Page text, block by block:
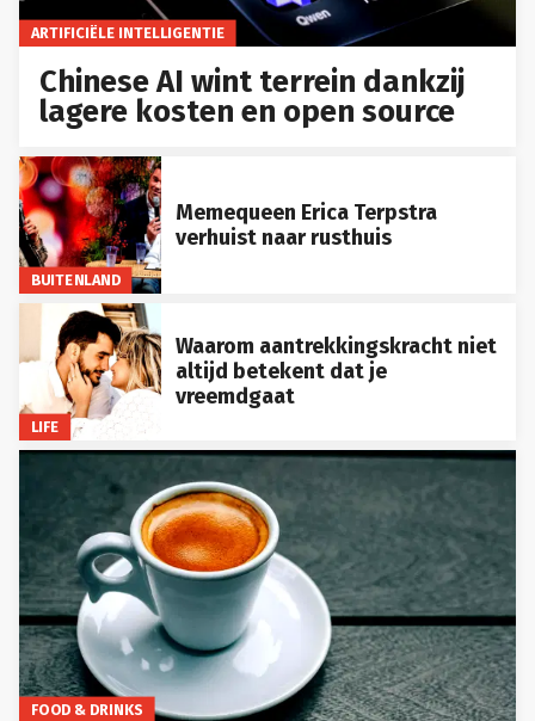
ARTIFICIËLE INTELLIGENTIE
Chinese AI wint terrein dankzij
lagere kosten en open source
BUITENLAND
Memequeen Erica Terpstra
verhuist naar rusthuis
LIFE
Waarom aantrekkingskracht niet
altijd betekent dat je
vreemdgaat
FOOD & DRINKS